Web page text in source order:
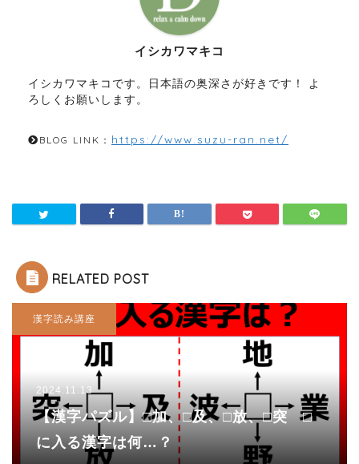
イシカワマキコ
イシカワマキコです。日本語の奥深さが好きです！ よ
ろしくお願いします。
BLOG LINK： https://www.suzu-ran.net/
RELATED POST
漢字読み講座
2024.11.13
【漢字パズル】□加、□及、□放、□突 □
に入る漢字は何…？